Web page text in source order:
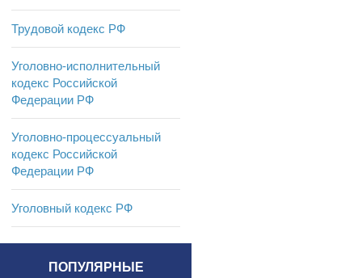
Трудовой кодекс РФ
Уголовно-исполнительный
кодекс Российской
Федерации РФ
Уголовно-процессуальный
кодекс Российской
Федерации РФ
Уголовный кодекс РФ
ПОПУЛЯРНЫЕ